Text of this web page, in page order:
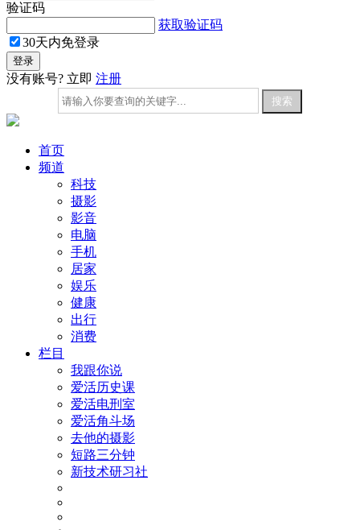
验证码
获取验证码
30天内免登录
没有账号? 立即 注册
首页
频道
科技
摄影
影音
电脑
手机
居家
娱乐
健康
出行
消费
栏目
我跟你说
爱活历史课
爱活电刑室
爱活角斗场
去他的摄影
短路三分钟
新技术研习社